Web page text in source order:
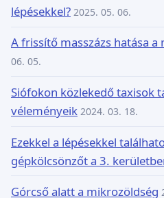
lépésekkel? 2025. 05. 06.
A frissítő masszázs hatása
06. 05.
Siófokon közlekedő taxisok
véleményeik 2024. 03. 18.
Ezekkel a lépésekkel
gépkölcsönzőt a 3.
Górcső alatt a mikrozöldség